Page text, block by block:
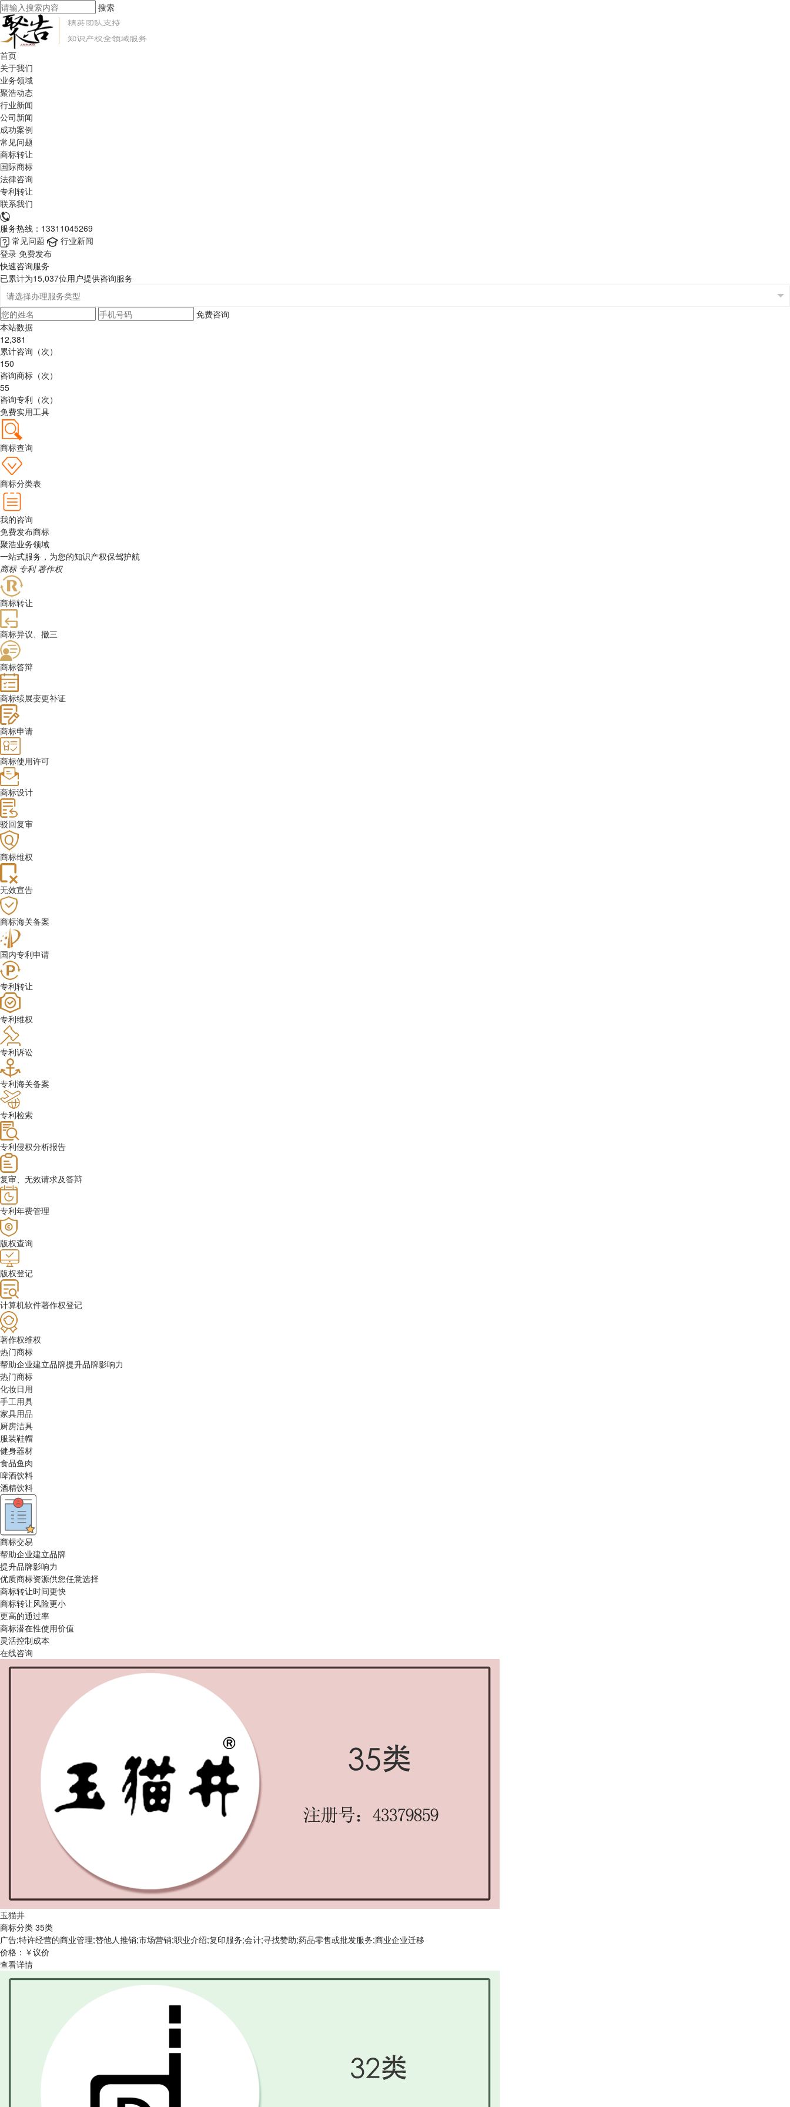
搜索
首页
关于我们
业务领域
聚浩动态
行业新闻
公司新闻
成功案例
常见问题
商标转让
国际商标
法律咨询
专利转让
联系我们
服务热线：13311045269
常见问题
行业新闻
登录 免费发布
快速咨询服务
已累计为15,037位用户提供咨询服务
免费咨询
本站数据
12,381
累计咨询 （次）
150
咨询商标 （次）
55
咨询专利 （次）
免费实用工具
商标查询
商标分类表
我的咨询
免费发布商标
聚浩业务领域
一站式服务，为您的知识产权保驾护航
商标 专利 著作权
商标转让
商标异议、撤三
商标答辩
商标续展变更补证
商标申请
商标使用许可
商标设计
驳回复审
商标维权
无效宣告
商标海关备案
国内专利申请
专利转让
专利维权
专利诉讼
专利海关备案
专利检索
专利侵权分析报告
复审、无效请求及答辩
专利年费管理
版权查询
版权登记
计算机软件著作权登记
著作权维权
热门商标
帮助企业建立品牌提升品牌影响力
热门商标
化妆日用
手工用具
家具用品
厨房洁具
服装鞋帽
健身器材
食品鱼肉
啤酒饮料
酒精饮料
商标交易
帮助企业建立品牌
提升品牌影响力
优质商标资源供您任意选择
商标转让时间更快
商标转让风险更小
更高的通过率
商标潜在性使用价值
灵活控制成本
在线咨询
玉猫井
商标分类 35类
广告;特许经营的商业管理;替他人推销;市场营销;职业介绍;复印服务;会计;寻找赞助;药品零售或批发服务;商业企业迁移
价格：￥议价
查看详情